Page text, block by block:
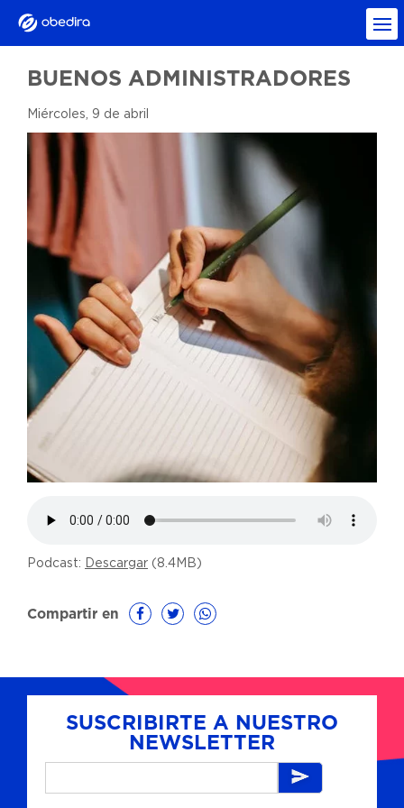
BUENOS ADMINISTRADORES
Miércoles, 9 de abril
Podcast: Descargar (8.4MB)
Compartir en
SUSCRIBIRTE A NUESTRO
NEWSLETTER